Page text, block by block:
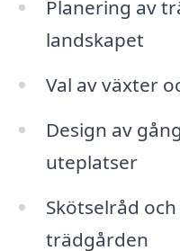
Planering av
landskapet
Val av växter
Design av
uteplatser
Skötselråd
trädgården